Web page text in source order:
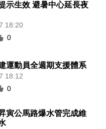
示生效 避暑中心延長夜
18:20
0
運動員全週期支援體系
18:12
0
寅公馬路爆水管完成維